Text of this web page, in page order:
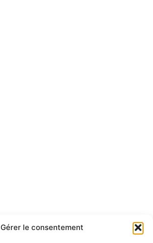
Gérer le consentement